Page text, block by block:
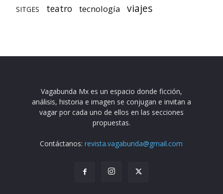
SITGES teatro tecnología viajes
Vagabunda Mx es un espacio donde ficción,
análisis, historia e imagen se conjugan e invitan a
vagar por cada uno de ellos en las secciones
propuestas.
Contáctanos:revista.vagabunda@gmail.com